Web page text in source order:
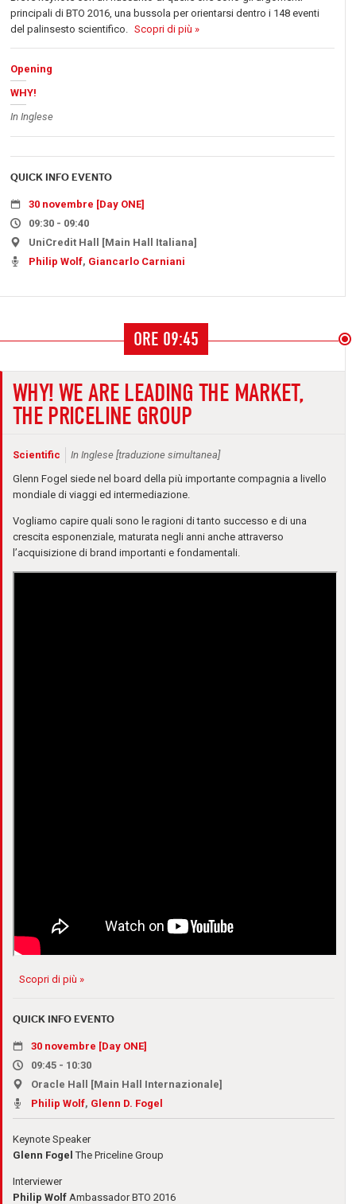
principali di BTO 2016, una bussola per orientarsi dentro i 148 eventi
del palinsesto scientifico. Scopri di più »
Opening
WHY!
In Inglese
QUICK INFO EVENTO
30 novembre [Day ONE]
09:30 - 09:40
UniCredit Hall [Main Hall Italiana]
Philip Wolf, Giancarlo Carniani
ORE 09:45
WHY! WE ARE LEADING THE MARKET,
THE PRICELINE GROUP
Scientific
In Inglese [traduzione simultanea]
Glenn Fogel siede nel board della più importante compagnia a livello
mondiale di viaggi ed intermediazione.
Vogliamo capire quali sono le ragioni di tanto successo e di una
crescita esponenziale, maturata negli anni anche attraverso
l’acquisizione di brand importanti e fondamentali.
Scopri di più »
QUICK INFO EVENTO
30 novembre [Day ONE]
09:45 - 10:30
Oracle Hall [Main Hall Internazionale]
Philip Wolf, Glenn D. Fogel
Keynote Speaker
Glenn Fogel The Priceline Group
Interviewer
Philip WolfAmbassador BTO 2016